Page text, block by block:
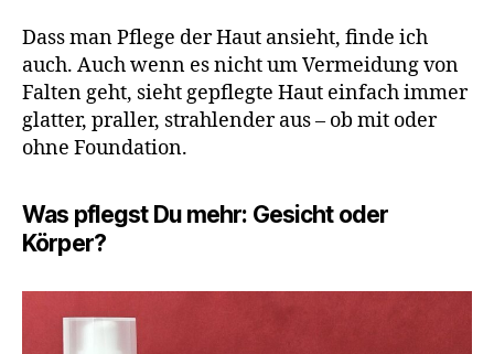
Dass man Pflege der Haut ansieht, finde ich
auch. Auch wenn es nicht um Vermeidung von
Falten geht, sieht gepflegte Haut einfach immer
glatter, praller, strahlender aus – ob mit oder
ohne Foundation.
Was pflegst Du mehr: Gesicht oder
Körper?